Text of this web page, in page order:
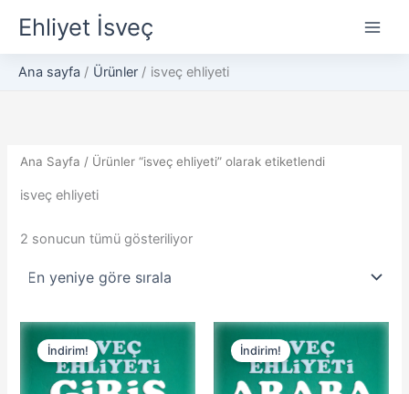
atlaEhliyet İsveç
Ana sayfa Ürünler isveç ehliyeti
Ana Sayfa / Ürünler “isveç ehliyeti” olarak etiketlendi
isveç ehliyeti
2 sonucun tümü gösteriliyor
İndirim!
Orijinal
fiyat:
10,00 kr.
Şu
andaki
fiyat:
5,00 kr.
İndirim!
Orijinal
fiyat:
20,00 kr.
Şu
andaki
fiyat:
10,00 kr.